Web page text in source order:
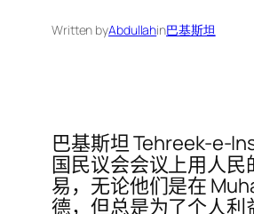
Written byAbdullahin巴基斯坦
巴基斯坦 Tehreek-e-
国民议会会议上用人
易，无论他们是在
德，但总是为了个人利